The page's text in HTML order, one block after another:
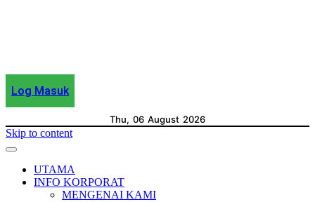
Log Masuk
Thu, 06 August 2026
Skip to content
UTAMA
INFO KORPORAT
MENGENAI KAMI